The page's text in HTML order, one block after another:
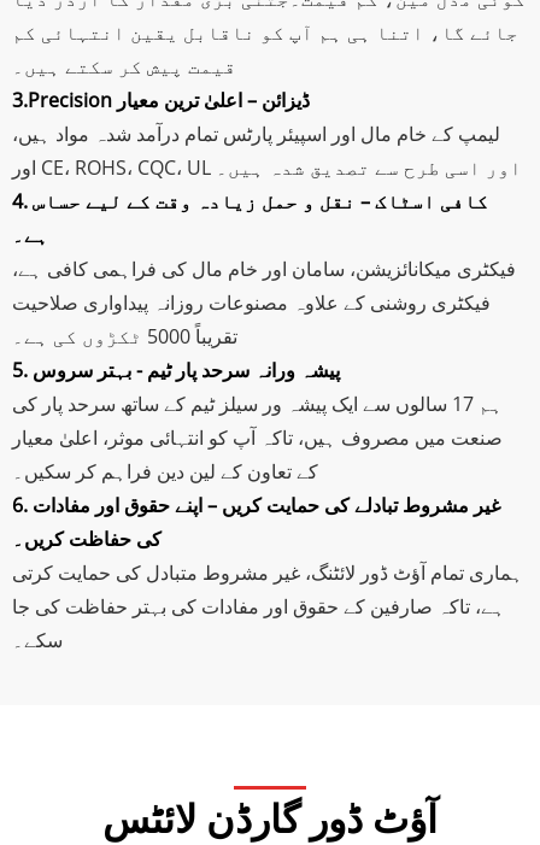
جائے گا، اتنا ہی ہم آپ کو ناقابل یقین انتہائی کم
قیمت پیش کر سکتے ہیں۔
3.Precision ڈیزائن – اعلیٰ ترین معیار
لیمپ کے خام مال اور اسپیئر پارٹس تمام درآمد شدہ مواد ہیں،
اور CE، ROHS، CQC، UL اور اسی طرح سے تصدیق شدہ ہیں۔
4. کافی اسٹاک – نقل و حمل زیادہ وقت کے لیے حساس
ہے۔
فیکٹری میکانائزیشن، سامان اور خام مال کی فراہمی کافی ہے،
فیکٹری روشنی کے علاوہ مصنوعات روزانہ پیداواری صلاحیت
تقریباً 5000 ٹکڑوں کی ہے۔
5. پیشہ ورانہ سرحد پار ٹیم - بہتر سروس
ہم 17 سالوں سے ایک پیشہ ور سیلز ٹیم کے ساتھ سرحد پار کی
صنعت میں مصروف ہیں، تاکہ آپ کو انتہائی موثر، اعلیٰ معیار
کے تعاون کے لین دین فراہم کر سکیں۔
6. غیر مشروط تبادلے کی حمایت کریں – اپنے حقوق اور مفادات
کی حفاظت کریں۔
ہماری تمام آؤٹ ڈور لائٹنگ، غیر مشروط متبادل کی حمایت کرتی
ہے، تاکہ صارفین کے حقوق اور مفادات کی بہتر حفاظت کی جا
سکے۔
آؤٹ ڈور گارڈن لائٹس